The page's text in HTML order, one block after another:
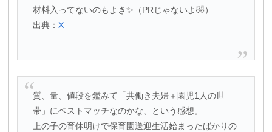
材料入ってないのもよき✨（PRじゃないよ🤣）
出典： X
質、量、値段を鑑みて「共働き夫婦＋園児1人の世
帯」にベストマッチなのかな、という感想。
上の子の育休明けで保育園送迎生活始まったばかりの